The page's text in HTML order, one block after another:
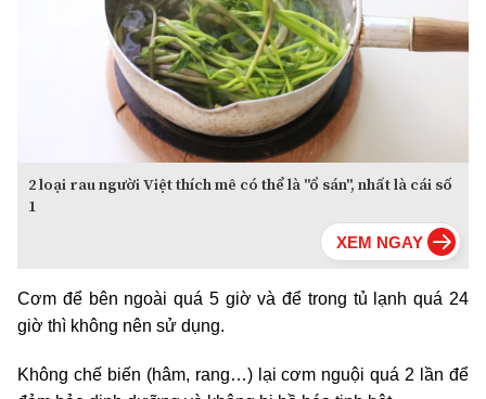
2 loại rau người Việt thích mê có thể là "ổ sán", nhất là cái số
1
Cơm để bên ngoài quá 5 giờ và để trong tủ lạnh quá 24
giờ thì không nên sử dụng.
Không chế biến (hâm, rang…) lại cơm nguội quá 2 lần để